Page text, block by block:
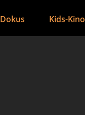
Dokus Kids-Kino